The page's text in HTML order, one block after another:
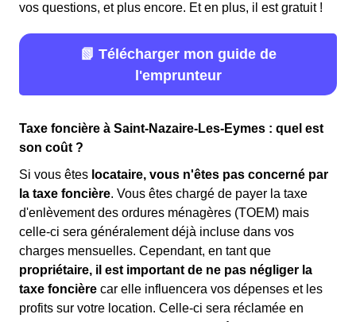
vos questions, et plus encore. Et en plus, il est gratuit !
📗 Télécharger mon guide de
l'emprunteur
Taxe foncière à Saint-Nazaire-Les-Eymes : quel est
son coût ?
Si vous êtes locataire, vous n'êtes pas concerné par
la taxe foncière. Vous êtes chargé de payer la taxe
d'enlèvement des ordures ménagères (TOEM) mais
celle-ci sera généralement déjà incluse dans vos
charges mensuelles. Cependant, en tant que
propriétaire, il est important de ne pas négliger la
taxe foncière car elle influencera vos dépenses et les
profits sur votre location. Celle-ci sera réclamée en